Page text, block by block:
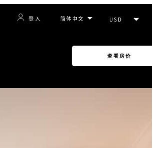
登入
查看房价